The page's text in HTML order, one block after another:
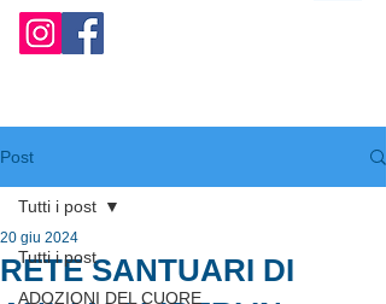
Post
Tutti i post
ADOZIONI DEL CUORE
Tutti i post
RETE SANTUARI DI
20 giu 2024